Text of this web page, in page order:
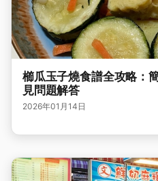
櫛瓜玉子燒食譜全攻略：
見問題解答
2026年01月14日